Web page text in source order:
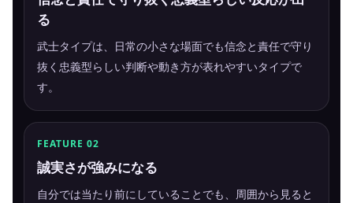
る
武士タイプは、日常の小さな場面でも信念と責任で守り
抜く忠義型らしい判断や動き方が表れやすいタイプで
す。
FEATURE 02
誠実さが強みになる
自分では当たり前にしていることでも、周囲から見ると